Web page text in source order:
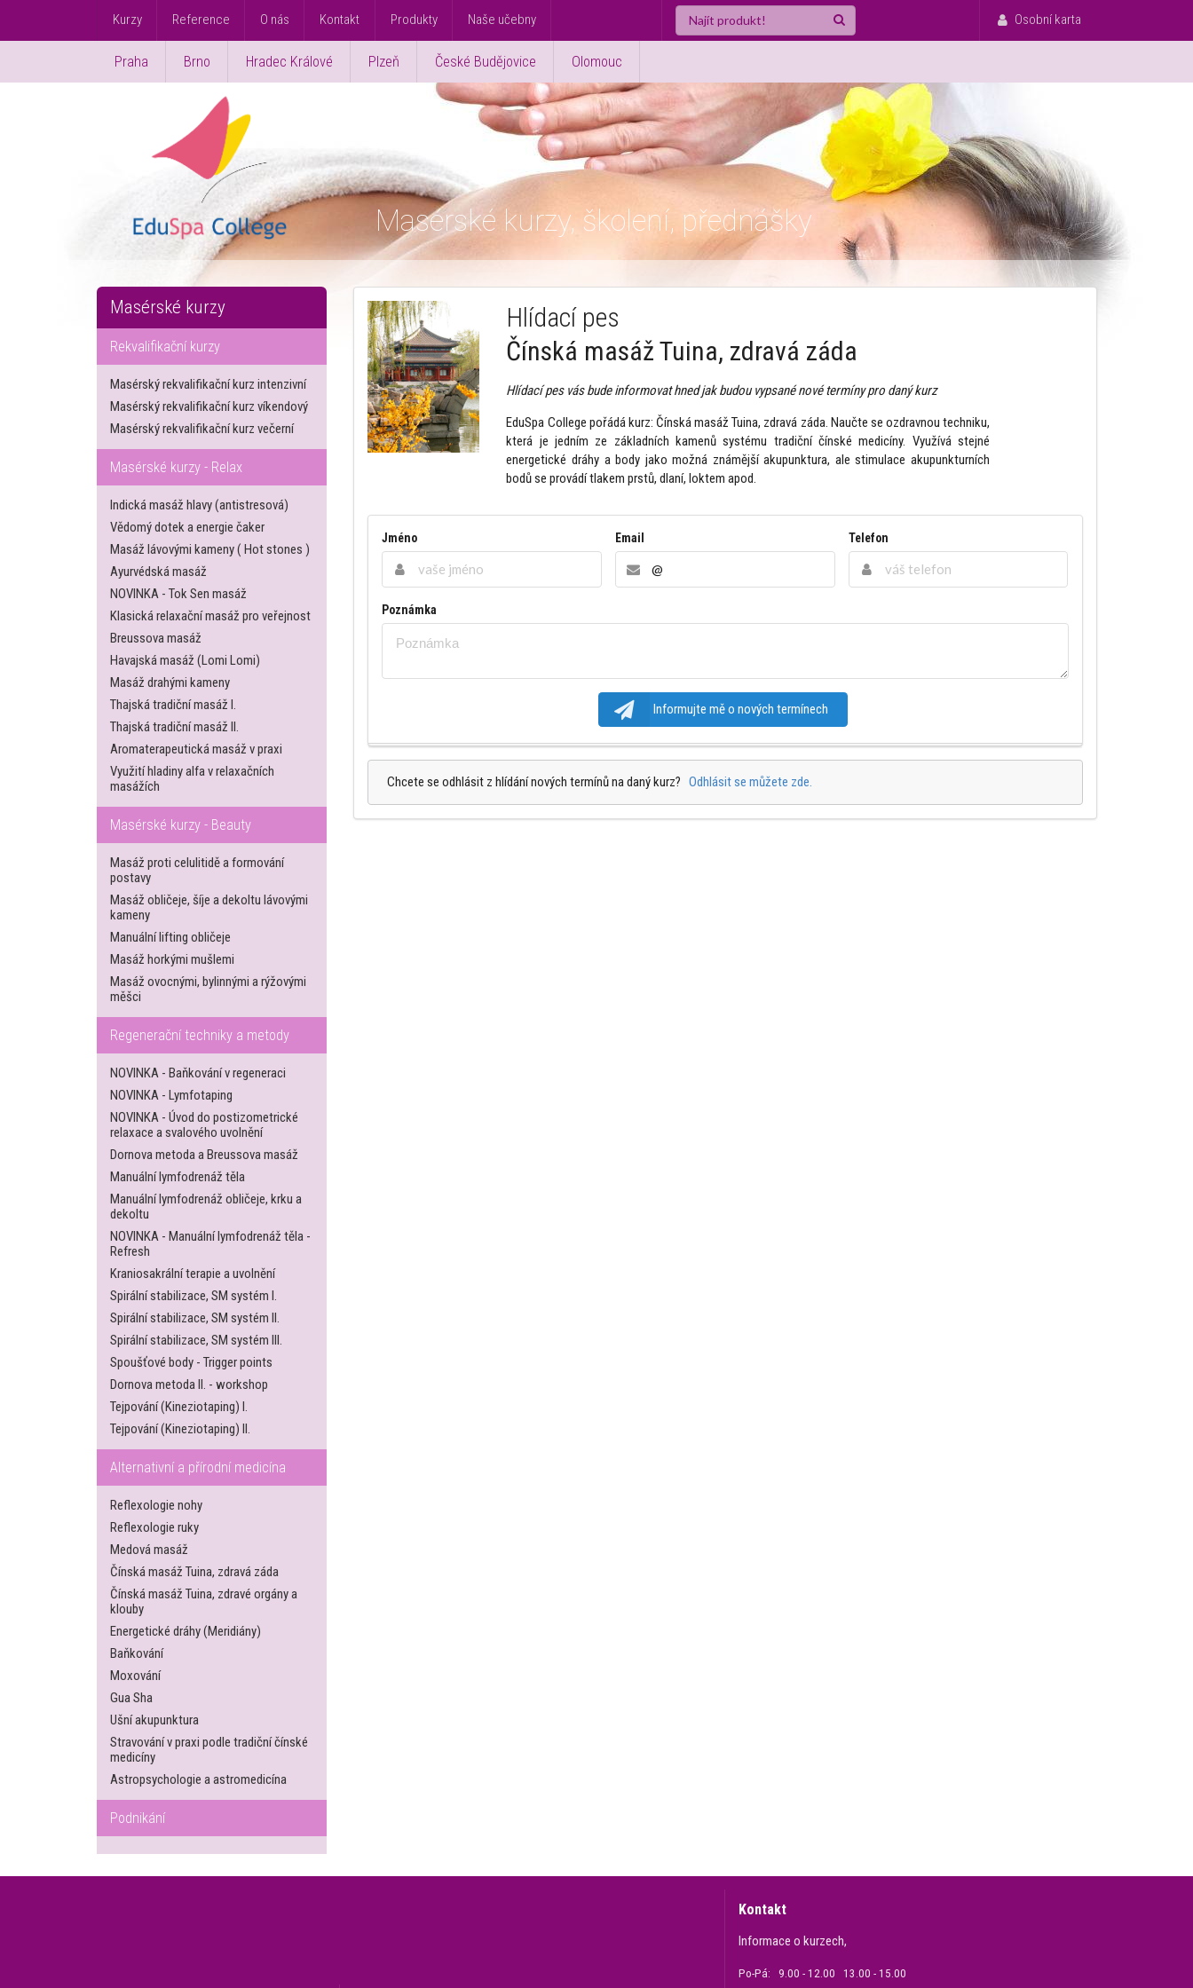
Kurzy Reference O nás Kontakt Produkty Naše učebny Osobní karta
Praha Brno Hradec Králové Plzeň České Budějovice Olomouc
Masérské kurzy, školení, přednášky
Masérské kurzy
Rekvalifikační kurzy
Masérský rekvalifikační kurz intenzivní
Masérský rekvalifikační kurz víkendový
Masérský rekvalifikační kurz večerní
Masérské kurzy - Relax
Indická masáž hlavy (antistresová)
Vědomý dotek a energie čaker
Masáž lávovými kameny ( Hot stones )
Ayurvédská masáž
NOVINKA - Tok Sen masáž
Klasická relaxační masáž pro veřejnost
Breussova masáž
Havajská masáž (Lomi Lomi)
Masáž drahými kameny
Thajská tradiční masáž I.
Thajská tradiční masáž II.
Aromaterapeutická masáž v praxi
Využití hladiny alfa v relaxačních
masážích
Masérské kurzy - Beauty
Masáž proti celulitidě a formování
postavy
Masáž obličeje, šíje a dekoltu lávovými
kameny
Manuální lifting obličeje
Masáž horkými mušlemi
Masáž ovocnými, bylinnými a rýžovými
měšci
Regenerační techniky a metody
NOVINKA - Baňkování v regeneraci
NOVINKA - Lymfotaping
NOVINKA - Úvod do postizometrické
relaxace a svalového uvolnění
Dornova metoda a Breussova masáž
Manuální lymfodrenáž těla
Manuální lymfodrenáž obličeje, krku a
dekoltu
NOVINKA - Manuální lymfodrenáž těla -
Refresh
Kraniosakrální terapie a uvolnění
Spirální stabilizace, SM systém I.
Spirální stabilizace, SM systém II.
Spirální stabilizace, SM systém III.
Spoušťové body - Trigger points
Dornova metoda II. - workshop
Tejpování (Kineziotaping) I.
Tejpování (Kineziotaping) II.
Alternativní a přírodní medicína
Reflexologie nohy
Reflexologie ruky
Medová masáž
Čínská masáž Tuina, zdravá záda
Čínská masáž Tuina, zdravé orgány a
klouby
Energetické dráhy (Meridiány)
Baňkování
Moxování
Gua Sha
Ušní akupunktura
Stravování v praxi podle tradiční čínské
medicíny
Astropsychologie a astromedicína
Podnikání
Hlídací pes
Čínská masáž Tuina, zdravá záda
Hlídací pes vás bude informovat hned jak budou vypsané nové termíny pro daný kurz
EduSpa College pořádá kurz: Čínská masáž Tuina, zdravá záda. Naučte se ozdravnou techniku,
která je jedním ze základních kamenů systému tradiční čínské medicíny. Využívá stejné
energetické dráhy a body jako možná známější akupunktura, ale stimulace akupunkturních
bodů se provádí tlakem prstů, dlaní, loktem apod.
Jméno Email Telefon
Poznámka
Informujte mě o nových termínech
Chcete se odhlásit z hlídání nových termínů na daný kurz? Odhlásit se můžete zde.
Kontakt
Informace o kurzech,
Po-Pá: 9.00 - 12.00 13.00 - 15.00